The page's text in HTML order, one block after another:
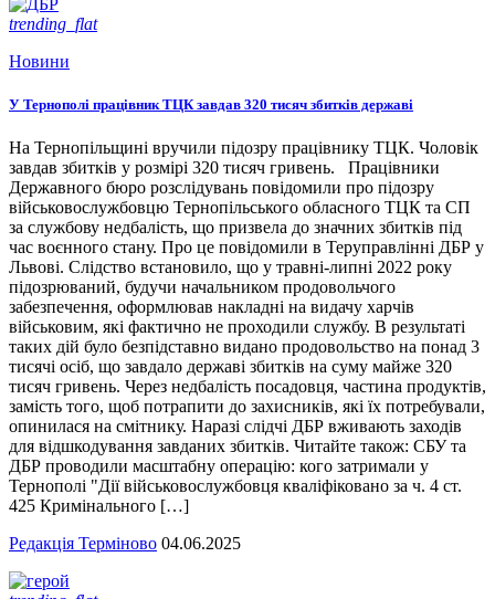
trending_flat
Новини
У Тернополі працівник ТЦК завдав 320 тисяч збитків державі
На Тернопільщині вручили підозру працівнику ТЦК. Чоловік
завдав збитків у розмірі 320 тисяч гривень. Працівники
Державного бюро розслідувань повідомили про підозру
військовослужбовцю Тернопільського обласного ТЦК та СП
за службову недбалість, що призвела до значних збитків під
час воєнного стану. Про це повідомили в Теруправлінні ДБР у
Львові. Слідство встановило, що у травні-липні 2022 року
підозрюваний, будучи начальником продовольчого
забезпечення, оформлював накладні на видачу харчів
військовим, які фактично не проходили службу. В результаті
таких дій було безпідставно видано продовольство на понад 3
тисячі осіб, що завдало державі збитків на суму майже 320
тисяч гривень. Через недбалість посадовця, частина продуктів,
замість того, щоб потрапити до захисників, які їх потребували,
опинилася на смітнику. Наразі слідчі ДБР вживають заходів
для відшкодування завданих збитків. Читайте також: СБУ та
ДБР проводили масштабну операцію: кого затримали у
Тернополі "Дії військовослужбовця кваліфіковано за ч. 4 ст.
425 Кримінального […]
Редакція Терміново 04.06.2025